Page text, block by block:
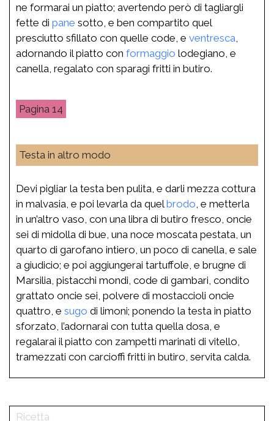
ne formarai un piatto; avertendo però di tagliargli
fette di pane sotto, e ben compartito quel
presciutto sfillato con quelle code, e ventresca
adornando il piatto con formaggio lodegiano, e
canella, regalato con sparagi fritti in butiro.
14
Testa in altro modo
Devi pigliar la testa ben pulita, e darli mezza cottura
in malvasia, e poi levarla da quelbrodo , e metterla
in un’altro vaso, con una libra di butiro fresco, oncie
sei di midolla di bue, una noce moscata pestata, un
quarto di garofano intiero, un poco di canella, e sale
a giudicio; e poi aggiungerai tartuffole, e brugne di
Marsilia, pistacchi mondi, code di gambari, condito
grattato oncie sei, polvere di mostaccioli oncie
quattro, e sugo di limoni; ponendo la testa in piatto
sforzato, l’adornarai con tutta quella dosa, e
regalarai il piatto con zampetti marinati di vitello,
tramezzati con carcioffi fritti in butiro, servita calda.